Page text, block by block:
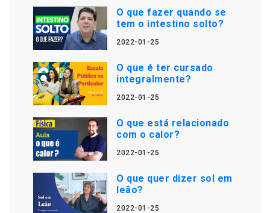
O que fazer quando se
tem o intestino solto?
2022-01-25
O que é ter cursado
integralmente?
2022-01-25
O que está relacionado
com o calor?
2022-01-25
O que quer dizer sol em
leão?
2022-01-25